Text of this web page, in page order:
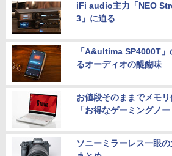
iFi audio主力「NEO
3」に迫る
「A&ultima SP4000T
るオーディオの醍醐味
お値段そのままでメモ
「お得なゲーミングノー
ソニーミラーレス一眼